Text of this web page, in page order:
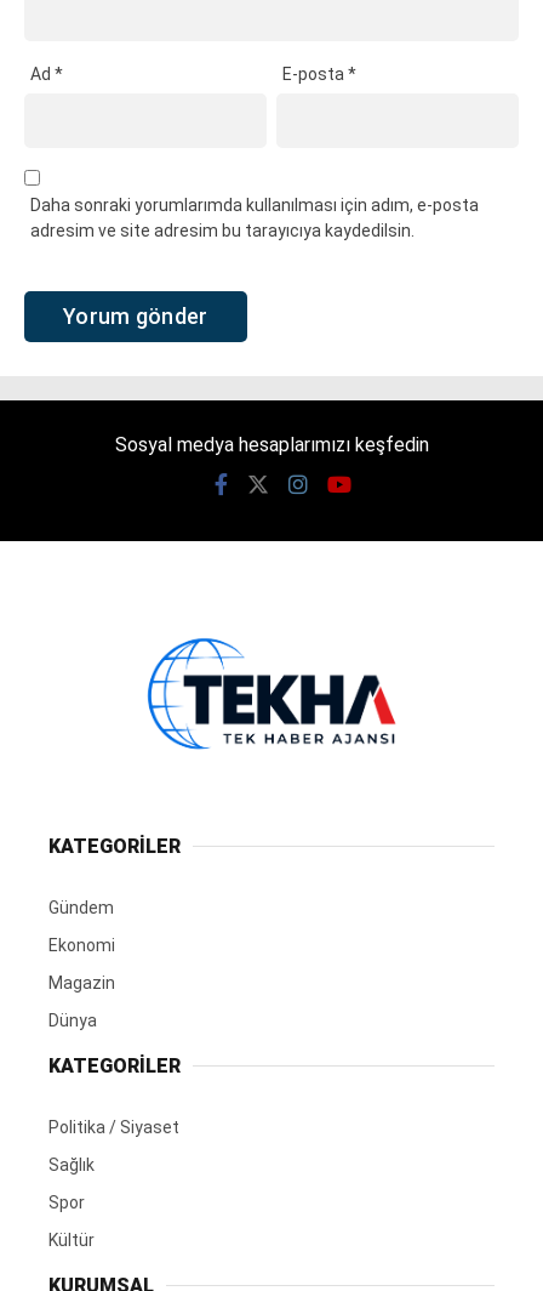
Ad * E-posta*
Daha sonraki yorumlarımda kullanılması için adım, e-posta
adresim ve site adresim bu tarayıcıya kaydedilsin.
Sosyal medya hesaplarımızı keşfedin
KATEGORİLER
Gündem
Ekonomi
Magazin
Dünya
KATEGORİLER
Politika / Siyaset
Sağlık
Spor
Kültür
KURUMSAL